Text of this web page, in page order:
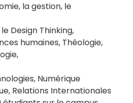
la gestion, le
Design Thinking,
humaines, Théologie,
Numérique
Relations Internationales